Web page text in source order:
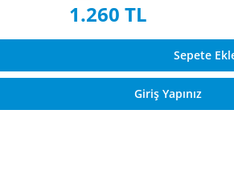
1.260 TL
Sepete
Giriş Yapınız